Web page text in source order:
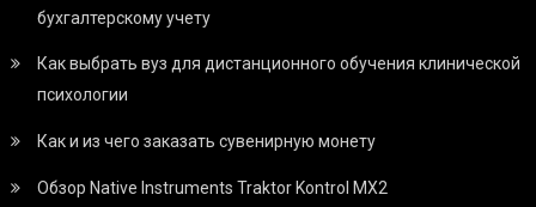
бухгалтерскому учету
Как выбрать вуз для дистанционного обучения клинической
психологии
Как и из чего заказать сувенирную монету
Обзор Native Instruments Traktor Kontrol MX2